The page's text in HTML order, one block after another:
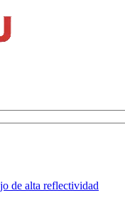
de alta reflectividad